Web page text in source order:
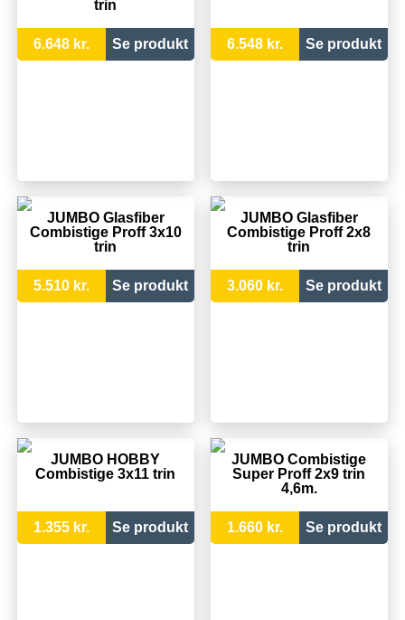
trin
6.648 kr. Se produkt 6.548 kr. Se produkt
JUMBO Glasfiber
Combistige Proff 3x10
trin
5.510 kr. Se produkt
JUMBO Glasfiber
Combistige Proff 2x8
trin
3.060 kr. Se produkt
JUMBO HOBBY
Combistige 3x11 trin
1.355 kr. Se produkt
JUMBO Combistige
Super Proff 2x9 trin
4,6m.
1.660 kr. Se produkt